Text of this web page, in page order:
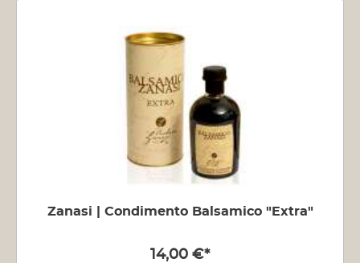
Zanasi | Condimento Balsamico "Extra"
14,00 €*